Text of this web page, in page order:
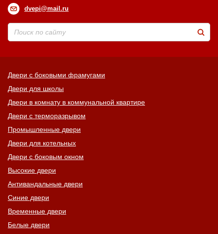
dvepi@mail.ru
Двери с боковыми фрамугами
Двери для школы
Двери в комнату в коммунальной квартире
Двери с терморазрывом
Промышленные двери
Двери для котельных
Двери с боковым окном
Высокие двери
Антивандальные двери
Синие двери
Временные двери
Белые двери